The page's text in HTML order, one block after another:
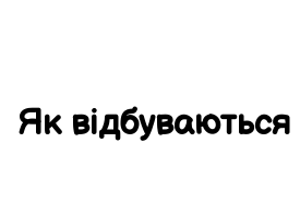
Як відбуваються